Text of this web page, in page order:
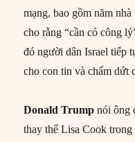
mạng, bao gồm năm
cho rằng “cần có công
đó người dân Israel tiếp
cho con tin và chấm dứt
Donald Trump nói ông
thay thế Lisa Cook